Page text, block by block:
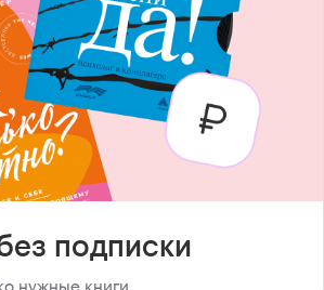
подписки